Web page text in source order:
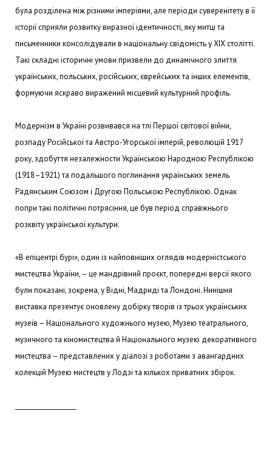
була розділена між різними імперіями, але періоди суверенітету в її
історії сприяли розвитку виразної ідентичності, яку митці та
письменники консолідували в національну свідомість у XIX столітті.
Такі складні історичні умови призвели до динамічного злиття
українських, польських, російських, єврейських та інших елементів,
формуючи яскраво виражений місцевий культурний профіль.
Модернізм в Україні розвивався на тлі Першої світової війни,
розпаду Російської та Австро-Угорської імперій, революцій 1917
року, здобуття незалежности Українською Народною Республікою
(1918–1921) та подальшого поглинання українських земель
Радянським Союзом і Другою Польською Республікою. Однак
попри такі політичні потрясіння, це був період справжнього
розквіту української культури.
«В епіцентрі бурі», один із найповніших оглядів модерністського
мистецтва України, – це мандрівний проєкт, попередні версії якого
були показані, зокрема, у Відні, Мадриді та Лондоні. Нинішня
виставка презентує оновлену добірку творів із трьох українських
музеїв – Національного художнього музею, Музею театрального,
музичного та кіномистецтва й Національного музею декоративного
мистецтва – представлених у діалозі з роботами з авангардних
колекцій Музею мистецтв у Лодзі та кількох приватних збірок.